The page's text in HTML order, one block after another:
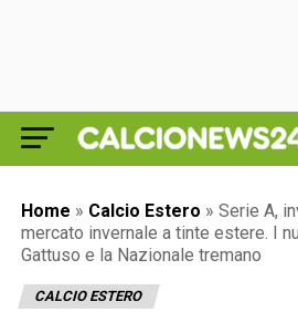
Home » Calcio Estero » Serie A,
mercato invernale a tinte estere. I
Gattuso e la Nazionale tremano
CALCIO ESTERO